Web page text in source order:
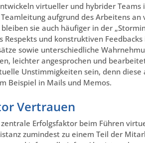
virtueller und hybrider
aufgrund des Arbeitens
sie auch häufiger in der
Respekts und konstruktiven
sowie unterschiedliche
leichter angesprochen und
Unstimmigkeiten sein, denn
Beispiel in Mails und Memos.
Vertrauen
Erfolgsfaktor beim Führen
zumindest zu einem Teil der